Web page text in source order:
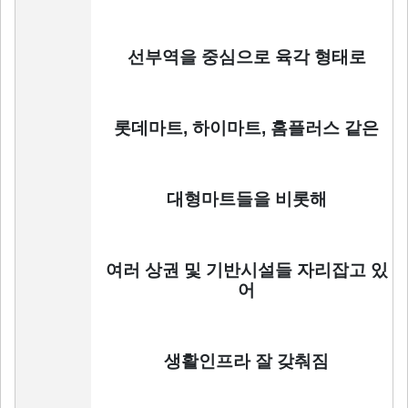
선부역을 중심으로 육각 형태로
롯데마트, 하이마트, 홈플러스 같은
대형마트들을 비롯해
여러 상권 및 기반시설들 자리잡고 있
어
생활인프라 잘 갖춰짐